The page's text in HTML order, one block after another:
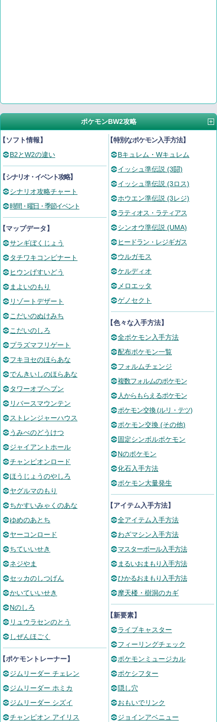
ポケモンBW2攻略
ソフト情報】
B2とW2の違い
シナリオ・イベント攻略】
シナリオ攻略チャート
時間・曜日・季節イベント
マップデータ】
サンギぼくじょう
タチワキコンビナート
ヒウンげすいどう
まよいのもり
リゾートデザート
こだいのぬけみち
こだいのしろ
プラズマフリゲート
フキヨセのほらあな
でんきいしのほらあな
タワーオブヘブン
リバースマウンテン
ストレンジャーハウス
うみべのどうけつ
ジャイアントホール
チャンピオンロード
ほうじょうのやしろ
ヤグルマのもり
ちかすいみゃくのあな
ゆめのあとち
ヤーコンロード
ちていいせき
ネジやま
セッカのしつげん
かいていいせき
Nのしろ
リュウラセンのとう
しぜんほごく
ポケモントレーナー】
ジムリーダー チェレン
ジムリーダー ホミカ
ジムリーダー シズイ
チャンピオン アイリス
【特別なポケモン入手方法】
Bキュレム・Wキュレム
イッシュ準伝説 (3闘)
イッシュ準伝説 (3ロス)
ホウエン準伝説 (3レジ)
ラティオス・ラティアス
シンオウ準伝説 (UMA)
ヒードラン・レジギガス
ウルガモス
ケルディオ
メロエッタ
ゲノセクト
【色々な入手方法】
全ポケモン入手方法
配布ポケモン一覧
フォルムチェンジ
複数フォルムのポケモン
人からもらえるポケモン
ポケモン交換 (ルリ・テツ)
ポケモン交換 (その他)
固定シンボルポケモン
Nのポケモン
化石入手方法
ポケモン大量発生
【アイテム入手方法】
全アイテム入手方法
わざマシン入手方法
マスターボール入手方法
まるいおまもり入手方法
ひかるおまもり入手方法
摩天楼・樹洞のカギ
【新要素】
ライブキャスター
フィーリングチェック
ポケモンミュージカル
ポケシフター
隠し穴
おもいでリンク
ジョインアベニュー